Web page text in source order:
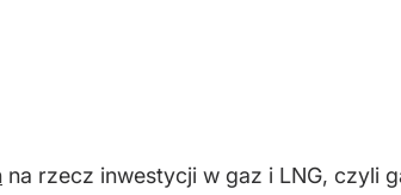
na rzecz inwestycji w gaz i LNG, czyli